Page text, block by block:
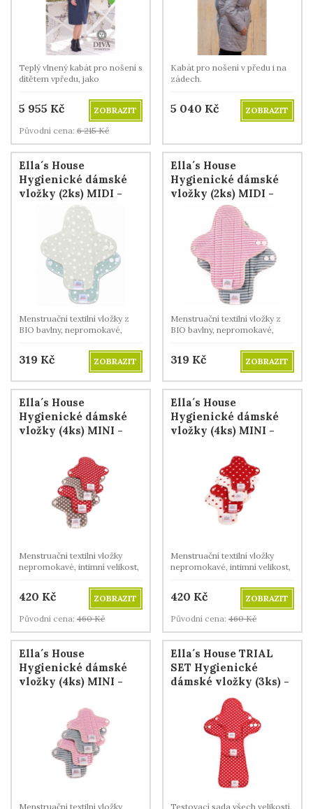
Teplý vlnený kabát pro nošení s
dítětem vpředu, jako
5 955 Kč
ZOBRAZIT
Původní cena: 6 215 Kč
Kabát pro nošení v předu i na
zádech.
5 040 Kč ZOBRAZIT
Ella´s House
Hygienické dámské
vložky (2ks) MIDI -
Pastel Stars
Menstruační textilní vložky z
BIO bavlny, nepromokavé,
319 Kč ZOBRAZIT
Ella´s House
Hygienické dámské
vložky (2ks) MIDI -
Menstruační textilní vložky z
BIO bavlny, nepromokavé,
319 Kč ZOBRAZIT
Ella´s House
Hygienické dámské
vložky (4ks) MINI -
Menstruační textilní vložky
nepromokavé, intimní velikost,
420 Kč
ZOBRAZIT
Původní cena: 460 Kč
Ella´s House
Hygienické dámské
vložky (4ks) MINI -
Menstruační textilní vložky
nepromokavé, intimní velikost,
420 Kč
ZOBRAZIT
Původní cena: 460 Kč
Ella´s House
Hygienické dámské
vložky (4ks) MINI -
Menstruační textilní vložky
Ella´s House TRIAL
SET Hygienické
dámské vložky (3ks) -
Testovací sada všech velikostí,